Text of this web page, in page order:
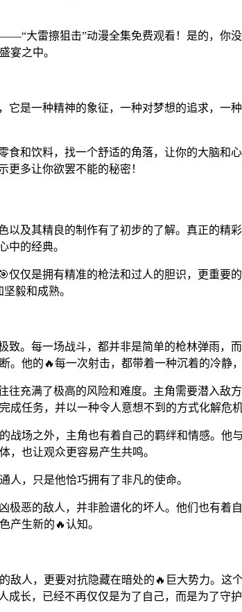
大雷擦狙击”动漫全集免费观看！是的，你
宴之中。
是一种精神的象征，一种对梦想的追求，一
和饮料，找一个舒适的角落，让你的大脑和
更多让你欲罢不能的秘密！
以及其精良的制作有了初步的了解。真正的精
中的经典。
仅是拥有精准的枪法和过人的胆识，更重要
毅和成熟。
。每一场战斗，都并非是简单的枪林弹雨，
他的🔥每一次射击，都带着一种沉着的冷静
充满了极高的风险和难度。主角需要潜入敌
任务，并以一种令人意想不到的方式化解危
战场之外，主角也有着自己的羁绊和情感。
，也让观众更容易产生共鸣。
人，只是他恰巧拥有了非凡的使命。
恶的敌人，并非脸谱化的坏人。他们也有着
产生新的🔥认知。
人，更要对抗隐藏在暗处的🔥巨大势力。这
长，已经不再仅仅是为了自己，而是为了守